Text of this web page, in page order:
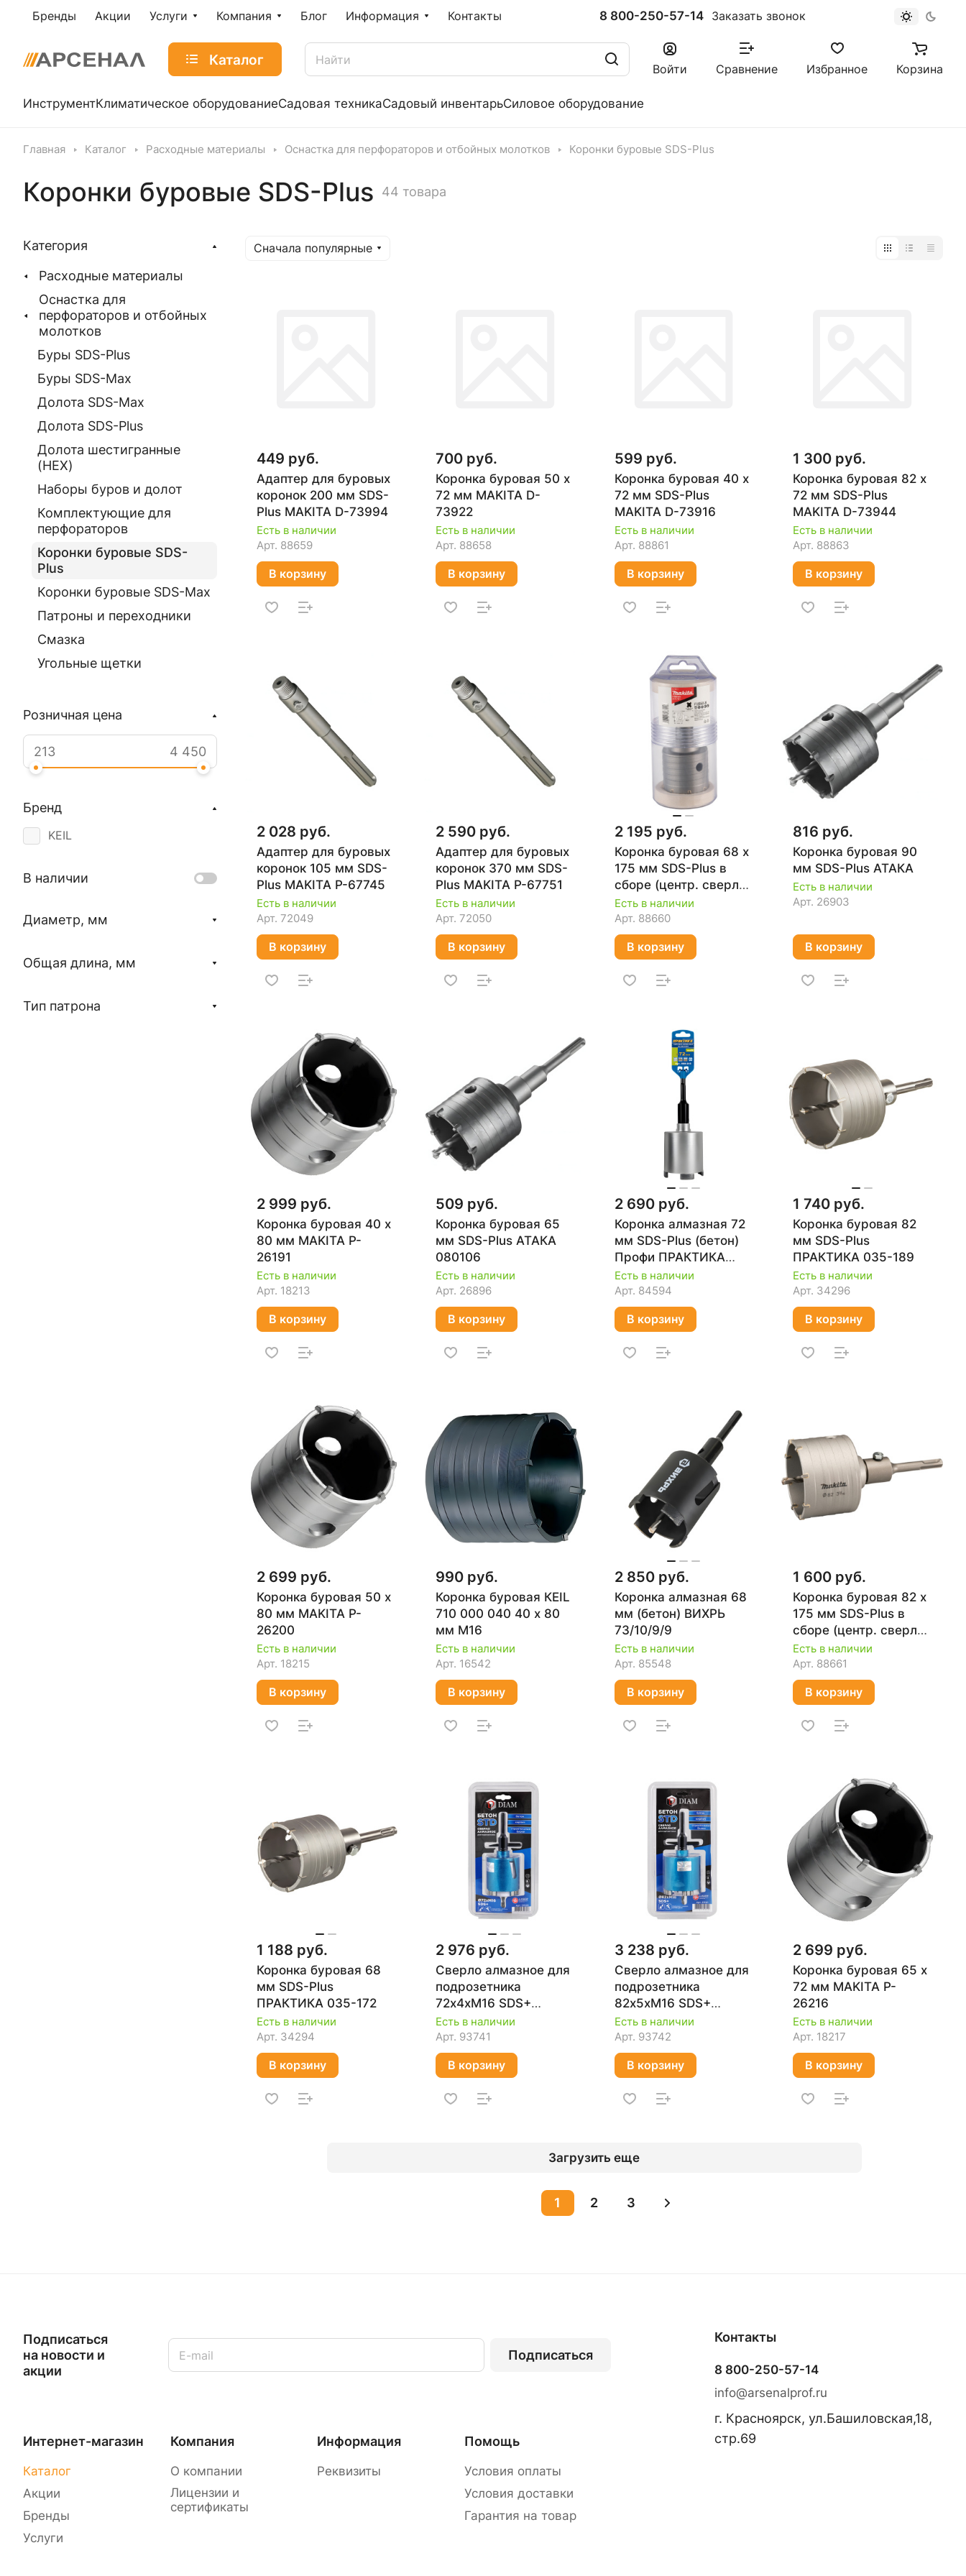
Бренды Акции Услуги Компания Блог Информация Контакты 8 800-250-57-14 Заказать звонок
Каталог
Войти Сравнение Избранное Корзина
ИнструментКлиматическое оборудованиеСадовая техникаСадовый инвентарьСиловое оборудование
Главная Каталог Расходные материалы Оснастка для перфораторов и отбойных молотков Коронки буровые SDS-Plus
Коронки буровые SDS-Plus 44 товара
Сначала популярные
449 руб.
Адаптер для буровых
коронок 200 мм SDS-
Plus MAKITA D-73994
Есть в наличии
Арт. 88659
В корзину
700 руб.
Коронка буровая 50 х
72 мм MAKITA D-
73922
Есть в наличии
Арт. 88658
В корзину
599 руб.
Коронка буровая 40 х
72 мм SDS-Plus
MAKITA D-73916
Есть в наличии
Арт. 88861
В корзину
1 300 руб.
Коронка буровая 82 х
72 мм SDS-Plus
MAKITA D-73944
Есть в наличии
Арт. 88863
В корзину
2 028 руб.
Адаптер для буровых
коронок 105 мм SDS-
Plus MAKITA P-67745
Есть в наличии
Арт. 72049
В корзину
2 590 руб.
Адаптер для буровых
коронок 370 мм SDS-
Plus MAKITA P-67751
Есть в наличии
Арт. 72050
В корзину
2 195 руб.
Коронка буровая 68 х
175 мм SDS-Plus в
сборе (центр. сверло,
адаптер) MAKITA D-
74011
Есть в наличии
Арт. 88660
В корзину
816 руб.
Коронка буровая 90
мм SDS-Plus АТАКА
Есть в наличии
Арт. 26903
В корзину
2 999 руб.
Коронка буровая 40 х
80 мм MAKITA P-
26191
Есть в наличии
Арт. 18213
В корзину
509 руб.
Коронка буровая 65
мм SDS-Plus АТАКА
080106
Есть в наличии
Арт. 26896
В корзину
2 690 руб.
Коронка алмазная 72
мм SDS-Plus (бетон)
Профи ПРАКТИКА
908-245
Есть в наличии
Арт. 84594
В корзину
1 740 руб.
Коронка буровая 82
мм SDS-Plus
ПРАКТИКА 035-189
Есть в наличии
Арт. 34296
В корзину
2 699 руб.
Коронка буровая 50 х
80 мм MAKITA P-
26200
Есть в наличии
Арт. 18215
В корзину
990 руб.
Коронка буровая КEIL
710 000 040 40 х 80
мм М16
Есть в наличии
Арт. 16542
В корзину
2 850 руб.
Коронка алмазная 68
мм (бетон) ВИХРЬ
73/10/9/9
Есть в наличии
Арт. 85548
В корзину
1 600 руб.
Коронка буровая 82 х
175 мм SDS-Plus в
сборе (центр. сверло,
адаптер) MAKITA D-
74027
Есть в наличии
Арт. 88661
В корзину
1 188 руб.
Коронка буровая 68
мм SDS-Plus
ПРАКТИКА 035-172
Есть в наличии
Арт. 34294
В корзину
2 976 руб.
Сверло алмазное для
подрозетника
72х4хМ16 SDS+
(бетон, сухое
сверление) STD DIAM
311120
Есть в наличии
Арт. 93741
В корзину
3 238 руб.
Сверло алмазное для
подрозетника
82х5хМ16 SDS+
(бетон, сухое
сверление) STD DIAM
311121
Есть в наличии
Арт. 93742
В корзину
2 699 руб.
Коронка буровая 65 х
72 мм MAKITA P-
26216
Есть в наличии
Арт. 18217
В корзину
Загрузить еще
1 2 3
Категория
Расходные материалы
Оснастка для
перфораторов и отбойных
молотков
Буры SDS-Plus
Буры SDS-Max
Долота SDS-Max
Долота SDS-Plus
Долота шестигранные
(HEX)
Наборы буров и долот
Комплектующие для
перфораторов
Коронки буровые SDS-
Plus
Коронки буровые SDS-Max
Патроны и переходники
Смазка
Угольные щетки
Розничная цена
Бренд
KEIL
В наличии
Диаметр, мм
Общая длина, мм
Тип патрона
Подписаться
на новости и
акции
Подписаться
Интернет-магазин
Каталог
Акции
Бренды
Услуги
Компания
О компании
Лицензии и
сертификаты
Информация
Реквизиты
Помощь
Условия оплаты
Условия доставки
Гарантия на товар
Контакты
8 800-250-57-14
info@arsenalprof.ru
г. Красноярск, ул.Башиловская,18,
стр.69